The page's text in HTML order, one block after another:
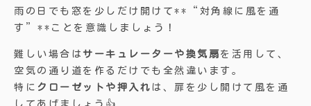
雨の日でも窓を少しだけ開けて**“対角線に風を通
す”**ことを意識しましょう！
難しい場合は サーキュレーターや換気扇 を活用して、
空気の通り道を作るだけでも全然違います。
特に クローゼットや押入れ は、扉を少し開けて風を通
してあげましょう👍